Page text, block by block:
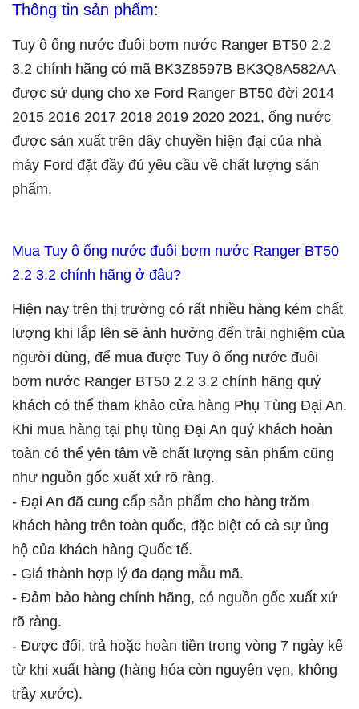
Thông tin sản phẩm:
Tuy ô ống nước đuôi bơm nước Ranger BT50 2.2
3.2 chính hãng có mã BK3Z8597B BK3Q8A582AA
được sử dụng cho xe Ford Ranger BT50 đời 2014
2015 2016 2017 2018 2019 2020 2021, ống nước
được sản xuất trên dây chuyền hiện đại của nhà
máy Ford đặt đầy đủ yêu cầu về chất lượng sản
phẩm.
Mua Tuy ô ống nước đuôi bơm nước Ranger BT50
2.2 3.2 chính hãng ở đâu?
Hiện nay trên thị trường có rất nhiều hàng kém chất
lượng khi lắp lên sẽ ảnh hưởng đến trải nghiệm của
người dùng, để mua được Tuy ô ống nước đuôi
bơm nước Ranger BT50 2.2 3.2 chính hãng quý
khách có thể tham khảo cửa hàng Phụ Tùng Đại An.
Khi mua hàng tại phụ tùng Đại An quý khách hoàn
toàn có thể yên tâm về chất lượng sản phẩm cũng
như nguồn gốc xuất xứ rõ ràng.
- Đại An đã cung cấp sản phẩm cho hàng trăm
khách hàng trên toàn quốc, đặc biệt có cả sự ủng
hộ của khách hàng Quốc tế.
- Giá thành hợp lý đa dạng mẫu mã.
- Đảm bảo hàng chính hãng, có nguồn gốc xuất xứ
rõ ràng.
- Được đổi, trả hoặc hoàn tiền trong vòng 7 ngày kể
từ khi xuất hàng (hàng hóa còn nguyên vẹn, không
trầy xước).